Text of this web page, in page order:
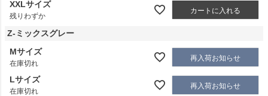
XXLサイズ
残りわずか
カートに入れる
Z-ミックスグレー
Mサイズ
在庫切れ
再入荷お知らせ
Lサイズ
在庫切れ
再入荷お知らせ